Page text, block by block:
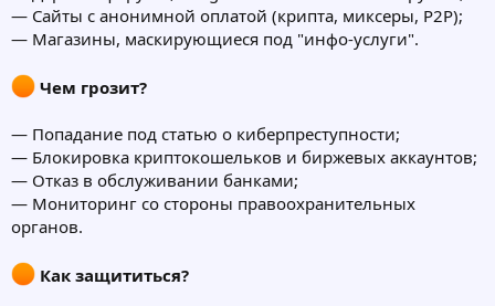
— Сайты с анонимной оплатой (крипта, миксеры, P2P);
— Магазины, маскирующиеся под "инфо-услуги".
Чем грозит?
— Попадание под статью о киберпреступности;
— Блокировка криптокошельков и биржевых аккаунтов;
— Отказ в обслуживании банками;
— Мониторинг со стороны правоохранительных
органов.
Как защититься?